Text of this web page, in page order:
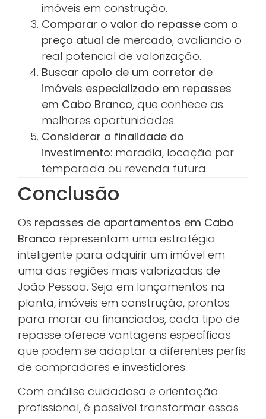
imóveis em construção.
Comparar o valor do repasse com o
preço atual de mercado, avaliando o
real potencial de valorização.
Buscar apoio de um corretor de
imóveis especializado em repasses
em Cabo Branco, que conhece as
melhores oportunidades.
Considerar a finalidade do
investimento: moradia, locação por
temporada ou revenda futura.
Conclusão
Os repasses de apartamentos em Cabo
Branco representam uma estratégia
inteligente para adquirir um imóvel em
uma das regiões mais valorizadas de
João Pessoa. Seja em lançamentos na
planta, imóveis em construção, prontos
para morar ou financiados, cada tipo de
repasse oferece vantagens específicas
que podem se adaptar a diferentes perfis
de compradores e investidores.
Com análise cuidadosa e orientação
profissional, é possível transformar essas